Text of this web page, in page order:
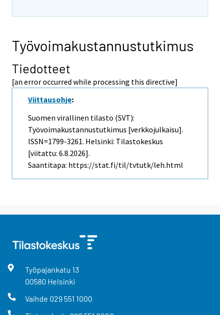
Työvoimakustannustutkimus
Tiedotteet
[an error occurred while processing this directive]
Viittausohje:
Suomen virallinen tilasto (SVT):
Työvoimakustannustutkimus [verkkojulkaisu].
ISSN=1799-3261. Helsinki: Tilastokeskus
[viitattu: 6.8.2026].
Saantitapa: https://stat.fi/til/tvtutk/leh.html
Työpajankatu 13
00580 Helsinki
Vaihde 029 551 1000